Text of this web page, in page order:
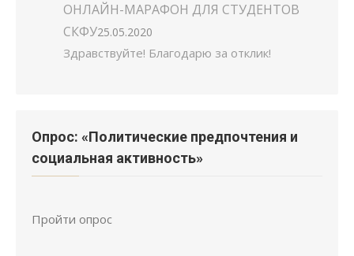
ОНЛАЙН-МАРАФОН ДЛЯ СТУДЕНТОВ
СКФУ25.05.2020
Здравствуйте! Благодарю за отклик!
Опрос: «Политические предпочтения и
социальная активность»
Пройти опрос